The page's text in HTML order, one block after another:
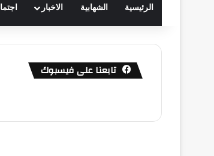
الرئيسية الشهابية الاخبار
تابعنا على فيسبوك